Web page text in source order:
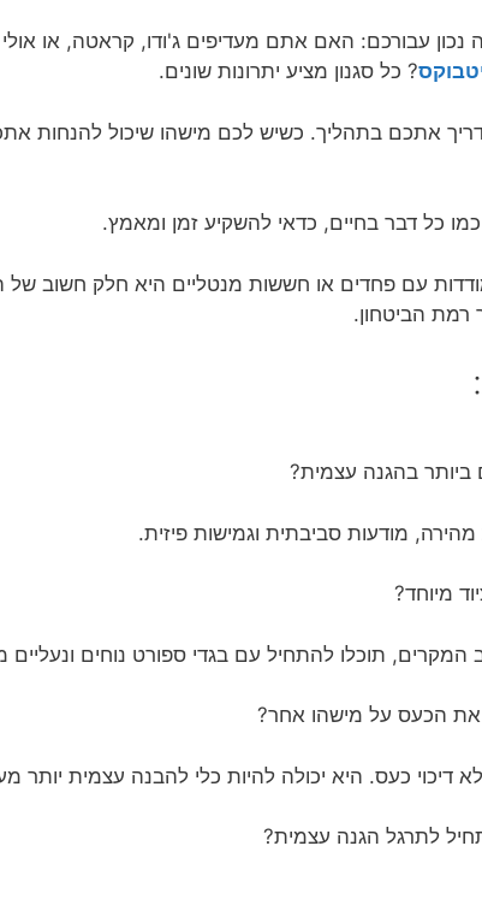
נכון עבורכם: האם אתם מעדיפים ג'ודו, קראטה, או אולי
? כל סגנון מציע יתרונות שונים.
אתכם בתהליך. כשיש לכם מישהו שיכול להנחות
כל דבר בחיים, כדאי להשקיע זמן ומאמץ.
עם פחדים או חששות מנטליים היא חלק חשוב של
רמת הביטחון.
מודעות סביבתית וגמישות פיזית.
תוכלו להתחיל עם בגדי ספורט נוחים ונעליים
כעס. היא יכולה להיות כלי להבנה עצמית יותר